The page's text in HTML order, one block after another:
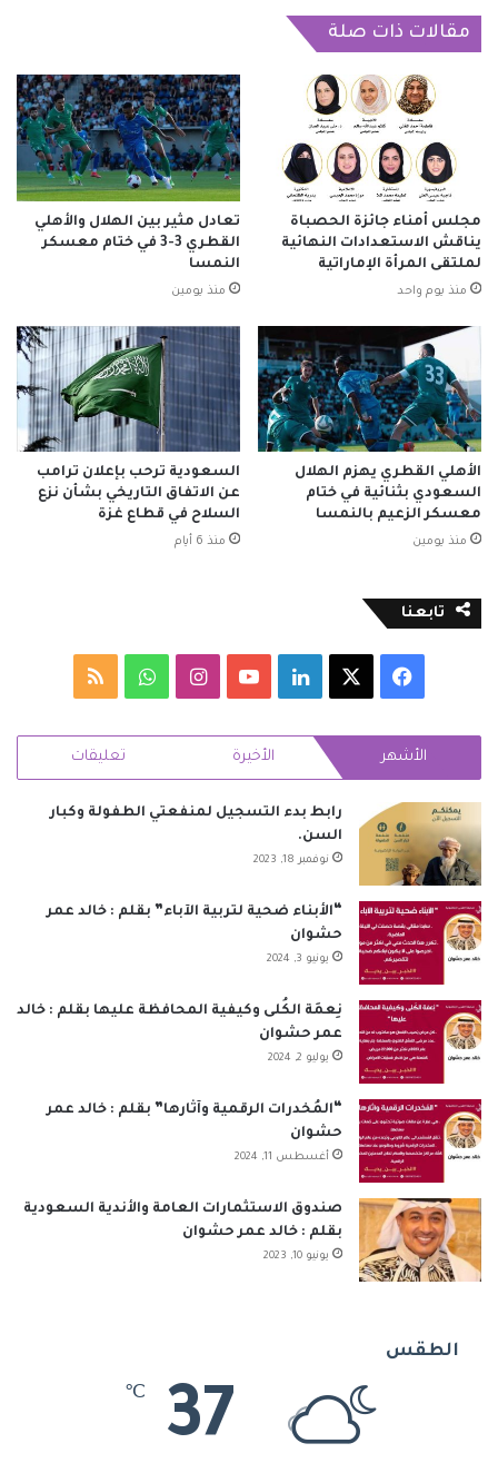
صحته
مقالات ذات صلة
مجلس أمناء جائزة الحصباة
يناقش الاستعدادات النهائية
لملتقى المرأة الإماراتية
منذ يوم واحد
تعادل مثير بين الهلال والأهلي
القطري 3-3 في ختام معسكر
النمسا
منذ يومين
الأهلي القطري يهزم الهلال
السعودي بثنائية في ختام
معسكر الزعيم بالنمسا
منذ يومين
السعودية ترحب بإعلان ترامب
عن الاتفاق التاريخي بشأن نزع
السلاح في قطاع غزة
منذ 6 أيام
تابعنا
فيسبوك لينكدإن‫YouTubeانستقرامواتسابملخص
RSS الأشهر الأخيرة تعليقات
رابط بدء التسجيل لمنفعتي الطفولة وكبار
السن.
نوفمبر 18, 2023
“الأبناء ضحية لتربية الآباء” بقلم : خالد عمر
حشوان
يونيو 3, 2024
نِعمَة الكُلى وكيفية المحافظة عليها بقلم : خالد
عمر حشوان
يوليو 2, 2024
“المُخدرات الرقمية وآثارها” بقلم : خالد عمر
حشوان
أغسطس 11, 2024
صندوق الاستثمارات العامة والأندية السعودية
بقلم : خالد عمر حشوان
يونيو 10, 2023
الطقس
37
℃